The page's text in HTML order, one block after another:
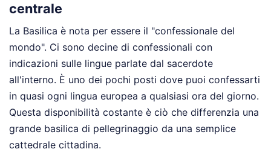
centrale
La Basilica è nota per essere il "confessionale del
mondo". Ci sono decine di confessionali con
indicazioni sulle lingue parlate dal sacerdote
all'interno. È uno dei pochi posti dove puoi confessarti
in quasi ogni lingua europea a qualsiasi ora del giorno.
Questa disponibilità costante è ciò che differenzia una
grande basilica di pellegrinaggio da una semplice
cattedrale cittadina.